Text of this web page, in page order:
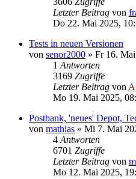
Letzter Beitrag von
Do 22. Mai 2025,
Tests in neuen Versionen
von senor2000 » Fr 16.
1 Antworten
3169 Zugriffe
Letzter Beitrag von
Mo 19. Mai 2025,
Postbank, 'neues' Depot,
von mathias » Mi 7. Mai
4 Antworten
6701 Zugriffe
Letzter Beitrag von
Mo 12. Mai 2025,